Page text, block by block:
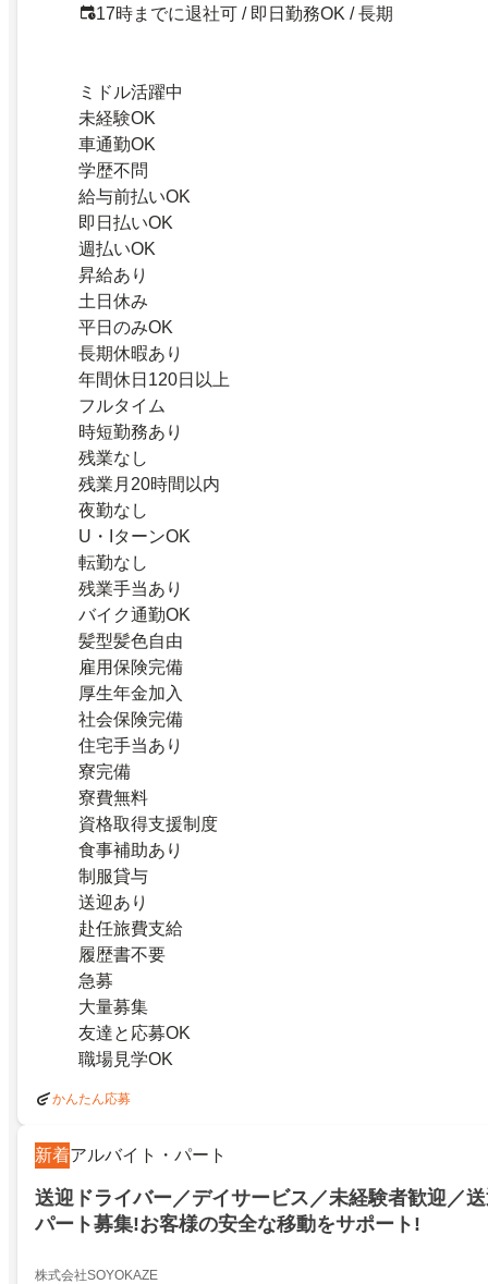
17時までに退社可 / 即日勤務OK / 長期
ミドル活躍中
未経験OK
車通勤OK
学歴不問
給与前払いOK
即日払いOK
週払いOK
昇給あり
土日休み
平日のみOK
長期休暇あり
年間休日120日以上
フルタイム
時短勤務あり
残業なし
残業月20時間以内
夜勤なし
U・IターンOK
転勤なし
残業手当あり
バイク通勤OK
髪型髪色自由
雇用保険完備
厚生年金加入
社会保険完備
住宅手当あり
寮完備
寮費無料
資格取得支援制度
食事補助あり
制服貸与
送迎あり
赴任旅費支給
履歴書不要
急募
大量募集
友達と応募OK
職場見学OK
かんたん応募
新着アルバイト・パート
送迎ドライバー／デイサービス／未経験者歓迎／
パート募集!お客様の安全な移動をサポート!
株式会社SOYOKAZE